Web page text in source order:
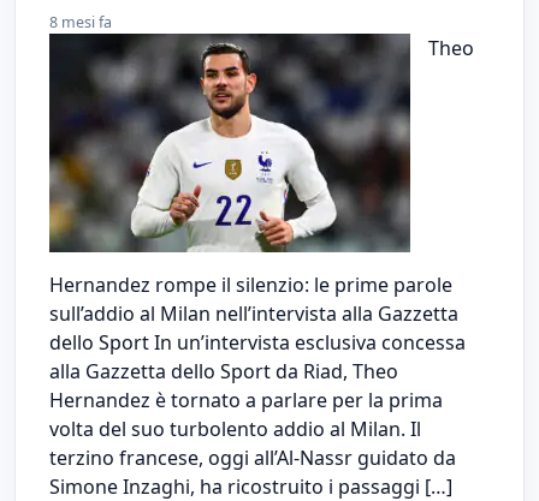
8 mesi fa
Theo
Hernandez rompe il silenzio: le prime parole
sull’addio al Milan nell’intervista alla Gazzetta
dello Sport In un’intervista esclusiva concessa
alla Gazzetta dello Sport da Riad, Theo
Hernandez è tornato a parlare per la prima
volta del suo turbolento addio al Milan. Il
terzino francese, oggi all’Al-Nassr guidato da
Simone Inzaghi, ha ricostruito i passaggi […]